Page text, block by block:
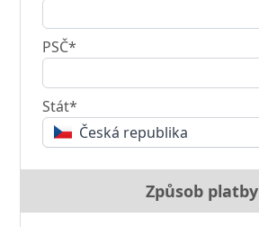
PSČ*
Stát*
Česká republika
Způsob platby